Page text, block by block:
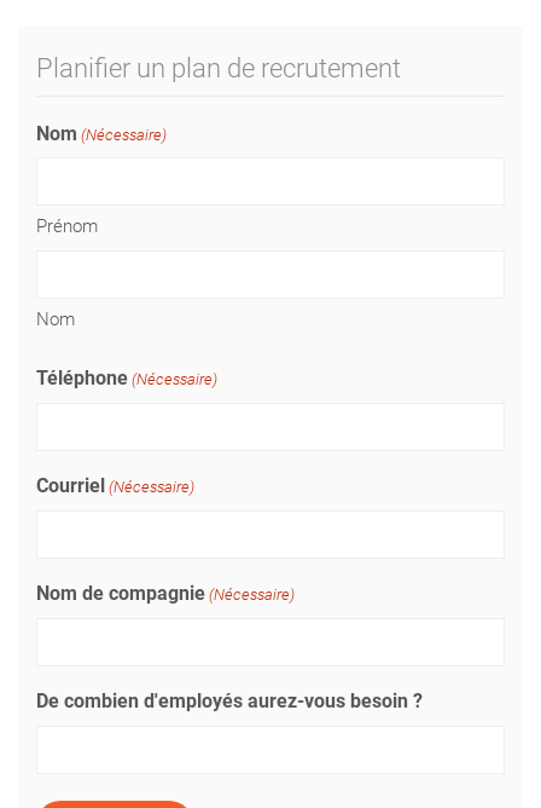
Planifier un plan de recrutement
Nom (Nécessaire)
Prénom
Nom
Téléphone (Nécessaire)
Courriel (Nécessaire)
Nom de compagnie (Nécessaire)
De combien d'employés aurez-vous besoin ?